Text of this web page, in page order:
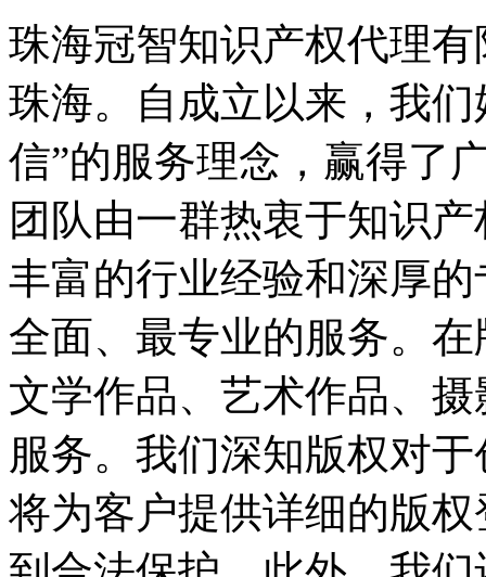
珠海冠智知识产权代理
珠海。自成立以来，我
信”的服务理念，赢得了
团队由一群热衷于知识
丰富的行业经验和深厚
全面、最专业的服务。
文学作品、艺术作品、
服务。我们深知版权对
将为客户提供详细的版